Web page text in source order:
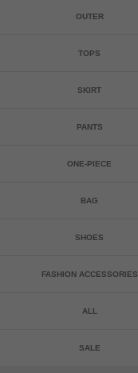
OUTER
TOPS
SKIRT
PANTS
ONE-PIECE
BAG
SHOES
FASHION ACCESSORIES
ALL
SALE